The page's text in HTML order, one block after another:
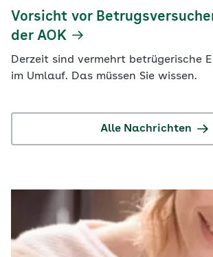
Vorsicht vor
der AOK
Derzeit sind vermehrt betrügerische
im Umlauf. Das müssen Sie wissen.
Alle Nachrichten